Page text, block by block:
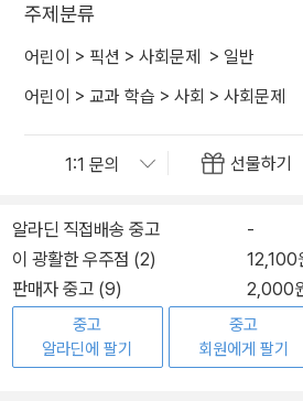
주제분류
어린이 > 픽션 > 사회문제 > 일반
어린이 > 교과 학습 > 사회 > 사회문제
선물하기
알라딘 직접배송 중고
-
이 광활한 우주점 (2)
12,100
판매자 중고 (9)
2,000
중고
알라딘에 팔기
중고
회원에게 팔기